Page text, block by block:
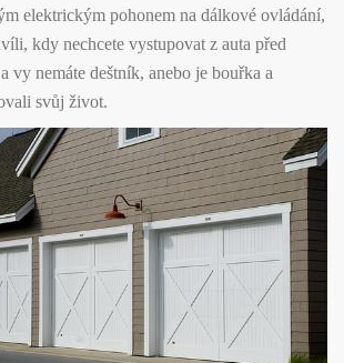
elektrickým pohonem na dálkové ovládání,
kdy nechcete vystupovat z auta před
vy nemáte deštník, anebo je bouřka a
svůj život.